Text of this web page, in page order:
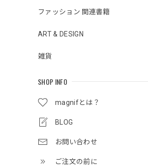
ファッション 関連書籍
ART & DESIGN
雑貨
SHOP INFO
magnifとは？
BLOG
お問い合わせ
ご注文の前に